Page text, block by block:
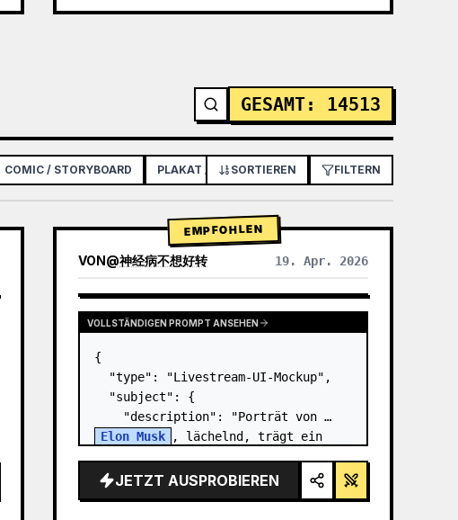
GESAMT: 14513
COMIC / STORYBOARD PLAKAT / FLYER APP- / WEBDESIGN
SORTIEREN FILTERN
EMPFOHLEN
VON@神经病不想好转 19. Apr. 2026
VOLLSTÄNDIGEN PROMPT ANSEHEN
{
  "type": "Livestream-UI-Mockup",
  "subject": {
    "description": "Porträt von
Elon Musk
, lächelnd, trägt ein
technischen Grafik",
    "background": "linke Seite
JETZT AUSPROBIEREN